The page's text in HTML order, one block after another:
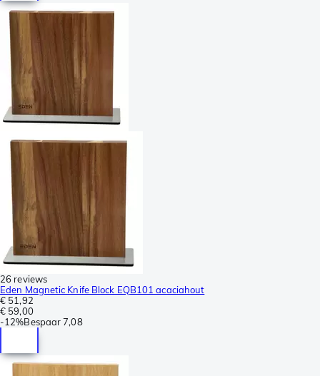
26 reviews
Eden Magnetic Knife Block EQB101 acaciahout
€ 51,92
€ 59,00
-12%Bespaar 7,08